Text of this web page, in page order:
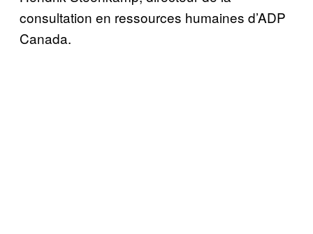
consultation en ressources humaines d’ADP
Canada.